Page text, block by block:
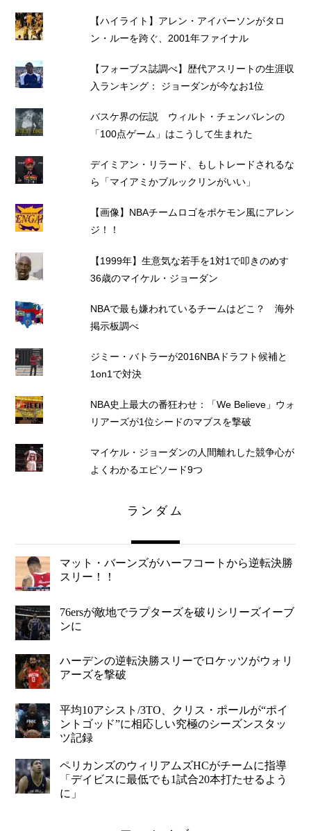
【ハイライト】アレン・アイバーソンがタロ
ン・ルーを跨ぐ、2001年ファイナル
【フォーブス誌調べ】歴代アスリートの生涯収
入ランキング： ジョーダンが今なお1位
バスケ界の伝説 ウィルト・チェンバレンの
「100点ゲーム」はこうして生まれた
デイミアン・リラード、もしトレードされるな
ら「マイアミかブルックリンがいい」
【画像】NBAチームロゴをポケモン風にアレン
ジ！！
【1999年】生意気な若手を1対1で叩きのめす
36歳のマイケル・ジョーダン
NBAで最も嫌われているチームはどこ？ 海外
掲示板調べ
ジミー・バトラーが2016NBAドラフト候補と
1on1で対決
NBA史上最大の番狂わせ：「We Believe」ウォ
リアーズが1位シードのマブスを撃破
マイケル・ジョーダンの人間離れした競争心が
よくわかるエピソード9つ
ランダム
マット・バーンズがハーフコートから逆転決勝
スリー！！
76ersが敵地でラプターズを破りシリーズイーブ
ンに
ハーデンの逆転決勝スリーでロケッツがウォリ
アーズを撃破
平均10アシスト/3TO、クリス・ポールが“ポイ
ントゴッド”に相応しい究極のシーズンスタッ
ツ記録
ペリカンズのウィリアムズHCがチームに指導
「デイビスに最低でも1試合20本打たせるよう
に」